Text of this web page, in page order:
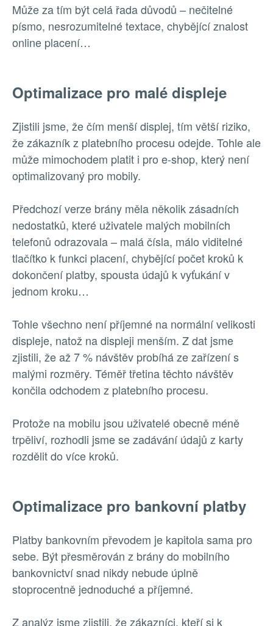
Může za tím být celá řada důvodů – nečitelné
písmo, nesrozumitelné textace, chybějící znalost
online placení…
Optimalizace pro malé displeje
Zjistili jsme, že čím menší displej, tím větší riziko,
že zákazník z platebního procesu odejde. Tohle ale
může mimochodem platit i pro e-shop, který není
optimalizovaný pro mobily.
Předchozí verze brány měla několik zásadních
nedostatků, které uživatele malých mobilních
telefonů odrazovala – malá čísla, málo viditelné
tlačítko k funkci placení, chybějící počet kroků k
dokončení platby, spousta údajů k vyťukání v
jednom kroku…
Tohle všechno není příjemné na normální velikosti
displeje, natož na displeji menším. Z dat jsme
zjistili, že až 7 % návštěv probíhá ze zařízení s
malými rozměry. Téměř třetina těchto návštěv
končila odchodem z platebního procesu.
Protože na mobilu jsou uživatelé obecně méně
trpěliví, rozhodli jsme se zadávání údajů z karty
rozdělit do více kroků.
Optimalizace pro bankovní platby
Platby bankovním převodem je kapitola sama pro
sebe. Být přesměrován z brány do mobilního
bankovnictví snad nikdy nebude úplně
stoprocentně jednoduché a příjemné.
Z analýz jsme zjistili, že zákazníci, kteří si k